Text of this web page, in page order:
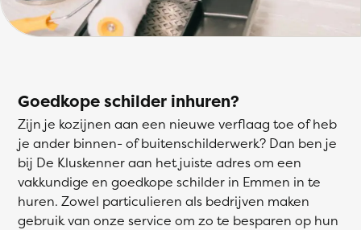
Goedkope schilder inhuren?
Zijn je kozijnen aan een nieuwe verflaag toe of heb
je ander binnen- of buitenschilderwerk? Dan ben je
bij De Kluskenner aan het juiste adres om een
vakkundige en goedkope schilder in Emmen in te
huren. Zowel particulieren als bedrijven maken
gebruik van onze service om zo te besparen op hun